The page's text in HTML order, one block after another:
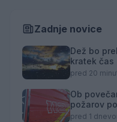
Zadnje novice
Dež bo
kratek čas
pred 20
Ob
požarov
pred 1